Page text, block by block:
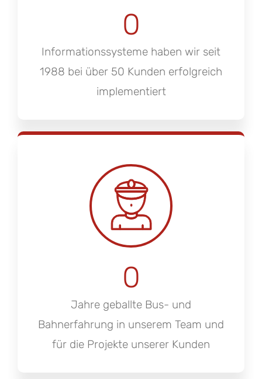
0
Informationssysteme haben wir seit
1988 bei über 50 Kunden erfolgreich
implementiert
0
Jahre geballte Bus- und
Bahnerfahrung in unserem Team und
für die Projekte unserer Kunden